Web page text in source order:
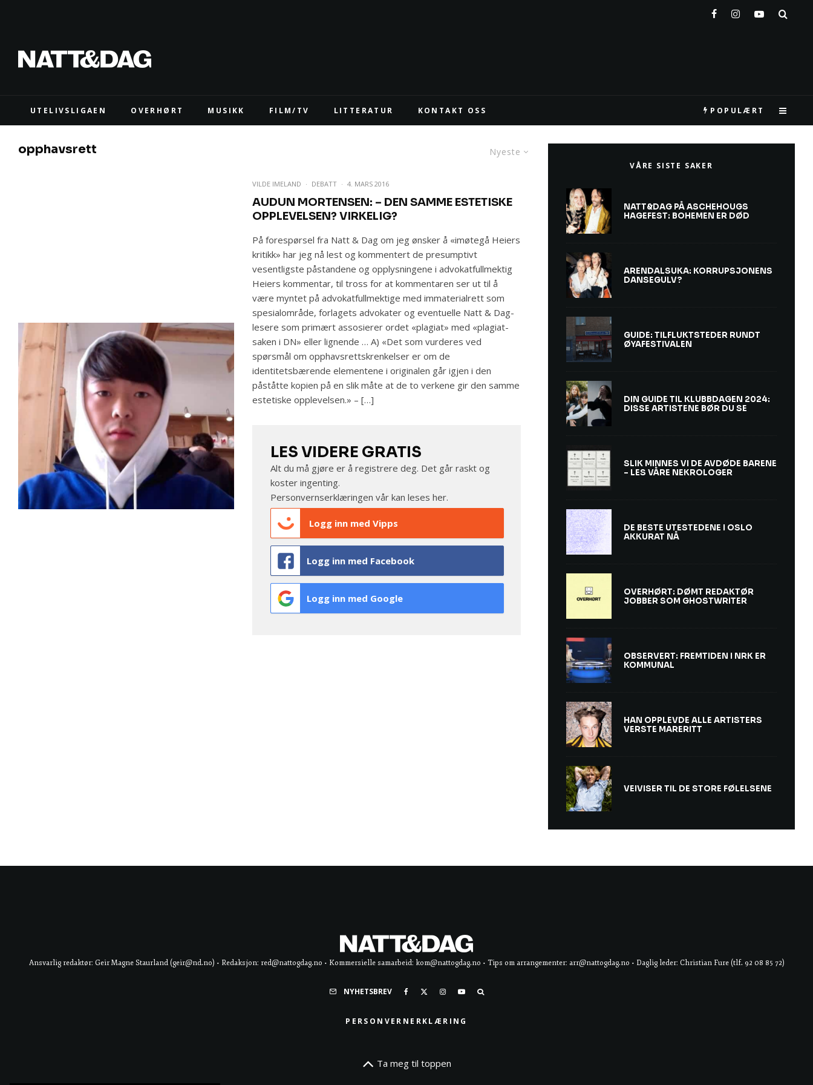
UTELIVSLIGAEN OVERHØRT MUSIKK FILM/TV LITTERATUR KONTAKT OSS POPULÆRT
Nyeste
opphavsrett
VILDE IMELAND · DEBATT · 4. MARS 2016
AUDUN MORTENSEN: – DEN SAMME ESTETISKE
OPPLEVELSEN? VIRKELIG?
På forespørsel fra Natt & Dag om jeg ønsker å «imøtegå Heiers
kritikk» har jeg nå lest og kommentert de presumptivt
vesentligste påstandene og opplysningene i advokatfullmektig
Heiers kommentar, til tross for at kommentaren ser ut til å
være myntet på advokatfullmektige med immaterialrett som
spesialområde, forlagets advokater og eventuelle Natt & Dag-
lesere som primært assosierer ordet «plagiat» med «plagiat-
saken i DN» eller lignende … A) «Det som vurderes ved
spørsmål om opphavsrettskrenkelser er om de
identitetsbærende elementene i originalen går igjen i den
påståtte kopien på en slik måte at de to verkene gir den samme
estetiske opplevelsen.» – […]
LES VIDERE GRATIS
Alt du må gjøre er å registrere deg. Det går raskt og
koster ingenting.
Personvernserklæringen vår kan lesesher.
Logg inn med Vipps
Logg inn med Facebook
Logg inn med Google
VÅRE SISTE SAKER
NATT&DAG PÅ ASCHEHOUGS
HAGEFEST: BOHEMEN ER DØD
ARENDALSUKA: KORRUPSJONENS
DANSEGULV?
GUIDE: TILFLUKTSTEDER RUNDT
ØYAFESTIVALEN
DIN GUIDE TIL KLUBBDAGEN 2024:
DISSE ARTISTENE BØR DU SE
SLIK MINNES VI DE AVDØDE BARENE
– LES VÅRE NEKROLOGER
DE BESTE UTESTEDENE I OSLO
AKKURAT NÅ
OVERHØRT: DØMT REDAKTØR
JOBBER SOM GHOSTWRITER
OBSERVERT: FREMTIDEN I NRK ER
KOMMUNAL
HAN OPPLEVDE ALLE ARTISTERS
VERSTE MARERITT
VEIVISER TIL DE STORE FØLELSENE
Ansvarlig redaktør: Geir Magne Staurland (geir@nd.no) • Redaksjon: red@nattogdag.no • Kommersielle samarbeid: kom@nattogdag.no • Tips om arrangementer: arr@nattogdag.no • Daglig leder: Christian Fure (tlf. 92 08 85 72)
NYHETSBREV
PERSONVERNERKLÆRING
Ta meg til toppen